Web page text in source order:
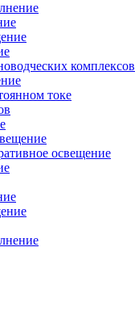
комплексов
токе
освещение